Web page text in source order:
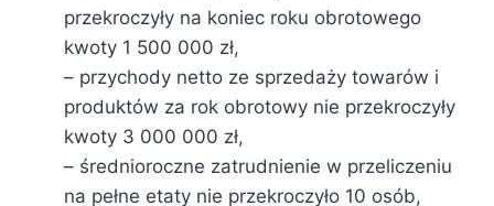
przekroczyły na koniec roku obrotowego
kwoty 1 500 000 zł,
– przychody netto ze sprzedaży towarów i
produktów za rok obrotowy nie przekroczyły
kwoty 3 000 000 zł,
– średnioroczne zatrudnienie w przeliczeniu
na pełne etaty nie przekroczyło 10 osób,